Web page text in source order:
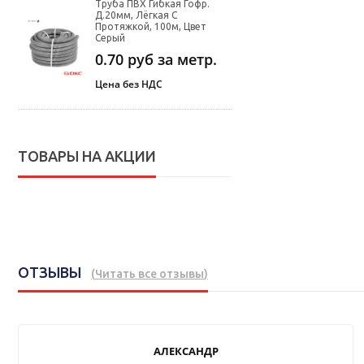
Труба ПВХ Гибкая Гофр.
Д.20мм, Лёгкая С
Протяжкой, 100м, Цвет
Серый
0.70 руб за метр.
Цена без НДС
ТОВАРЫ НА АКЦИИ
ОТЗЫВЫ (Читать все отзывы)
АЛЕКСАНДР